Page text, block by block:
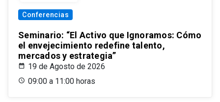
Conferencias
Seminario: “El Activo que Ignoramos: Cómo
el envejecimiento redefine talento,
mercados y estrategia”
19 de Agosto de 2026
09:00 a 11:00 horas